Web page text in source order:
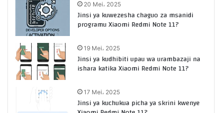
20 Mei، 2025
Jinsi ya kuwezesha chaguo za msanidi
programu Xiaomi Redmi Note 11?
19 Mei، 2025
Jinsi ya kudhibiti upau wa urambazaji na
ishara katika Xiaomi Redmi Note 11?
17 Mei، 2025
Jinsi ya kuchukua picha ya skrini kwenye